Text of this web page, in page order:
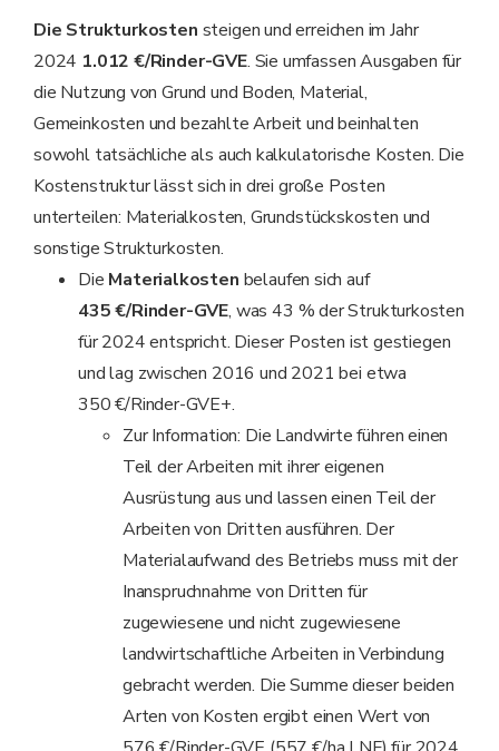
Die Strukturkosten steigen und erreichen im Jahr
2024 1.012 €/Rinder-GVE. Sie umfassen Ausgaben für
die Nutzung von Grund und Boden, Material,
Gemeinkosten und bezahlte Arbeit und beinhalten
sowohl tatsächliche als auch kalkulatorische Kosten. Die
Kostenstruktur lässt sich in drei große Posten
unterteilen: Materialkosten, Grundstückskosten und
sonstige Strukturkosten.
Die Materialkosten belaufen sich auf
435 €/Rinder-GVE, was 43 % der Strukturkosten
für 2024 entspricht. Dieser Posten ist gestiegen
und lag zwischen 2016 und 2021 bei etwa
350 €/Rinder-GVE+.
Zur Information: Die Landwirte führen einen
Teil der Arbeiten mit ihrer eigenen
Ausrüstung aus und lassen einen Teil der
Arbeiten von Dritten ausführen. Der
Materialaufwand des Betriebs muss mit der
Inanspruchnahme von Dritten für
zugewiesene und nicht zugewiesene
landwirtschaftliche Arbeiten in Verbindung
gebracht werden. Die Summe dieser beiden
Arten von Kosten ergibt einen Wert von